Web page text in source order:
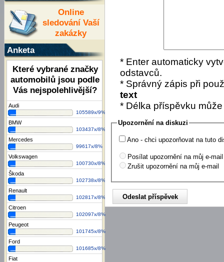
Online
sledování Vaší
zakázky
Anketa
Které vybrané značky
automobilů jsou podle
Vás nejspolehlivější?
Audi
105589x/9%
BMW
103437x/8%
Mercedes
99617x/8%
Volkswagen
100730x/8%
Škoda
102738x/8%
Renault
102817x/8%
Citroen
102097x/8%
Peugeot
101745x/8%
Ford
101685x/8%
Fiat
* Enter automaticky
odstavců.
* Správný zápis při
text
* Délka příspěvku
Upozornění na diskuzi
Ano - chci upozorňovat na tuto
Posílat upozornění na můj e-mail
Zrušit upozornění na můj e-mail